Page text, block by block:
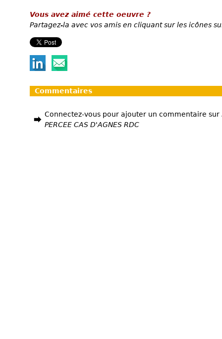
Vous avez aimé cette oeuvre ?
Partagez-la avec vos amis en cliquant sur les icônes
Commentaires
Connectez-vous pour ajouter un commentaire sur
PERCEE CAS D'AGNES RDC